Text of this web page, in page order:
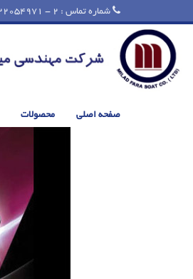
شماره تماس : 2 - 22054971 (21) 98+
صفحه اصلی محصولات